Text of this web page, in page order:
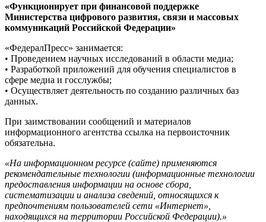
«Функционирует при финансовой поддержке
Министерства цифрового развития, связи и массовых
коммуникаций Российской Федерации»
«ФедералПресс» занимается:
• Проведением научных исследований в области медиа;
• Разработкой приложений для обучения специалистов в
сфере медиа и госслужбы;
• Осуществляет деятельность по созданию различных баз
данных.
При заимствовании сообщений и материалов
информационного агентства ссылка на первоисточник
обязательна.
«На информационном ресурсе (сайте) применяются
рекомендательные технологии (информационные технологии
предоставления информации на основе сбора,
систематизации и анализа сведений, относящихся к
предпочтениям пользователей сети «Интернет»,
находящихся на территории Российской Федерации).»